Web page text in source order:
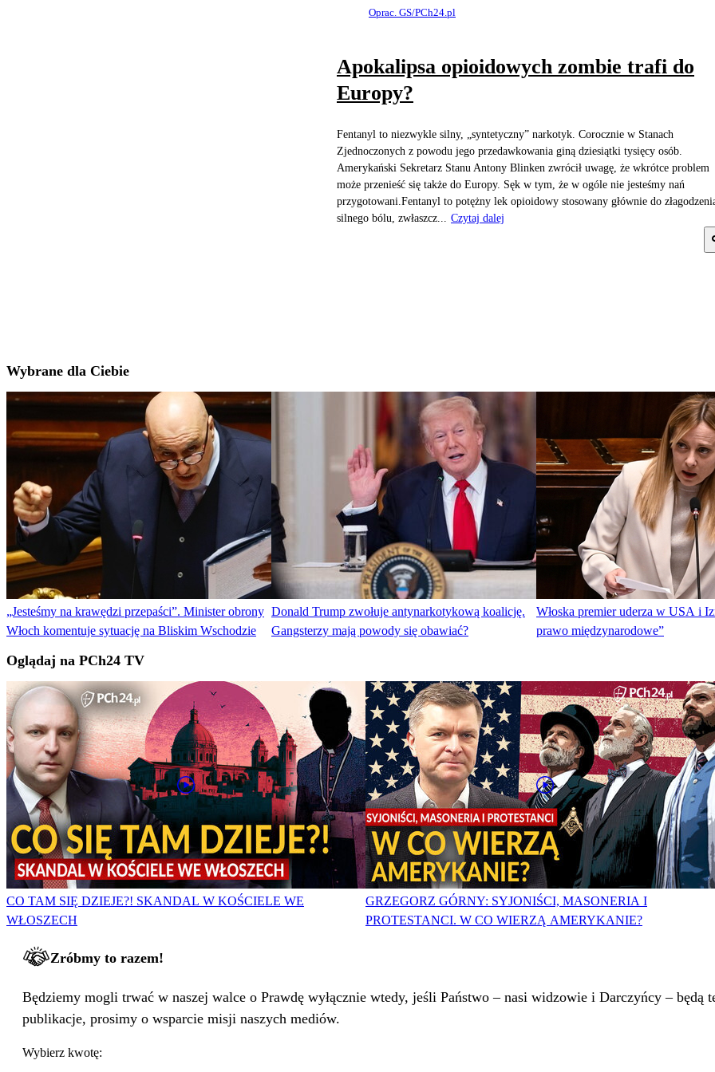
Oprac. GS/PCh24.pl
Apokalipsa opioidowych zombie trafi do
Europy?
Fentanyl to niezwykle silny, „syntetyczny” narkotyk. Corocznie w Stanach
Zjednoczonych z powodu jego przedawkowania giną dziesiątki tysięcy osób.
Amerykański Sekretarz Stanu Antony Blinken zwrócił uwagę, że wkrótce problem
może przenieść się także do Europy. Sęk w tym, że w ogóle nie jesteśmy nań
przygotowani.Fentanyl to potężny lek opioidowy stosowany głównie do
silnego bólu, zwłaszcz... Czytaj dalej
Wybrane dla Ciebie
„Jesteśmy na krawędzi przepaści”. Minister obrony
Włoch komentuje sytuację na Bliskim Wschodzie
Donald Trump zwołuje antynarkotykową koalicję.
Gangsterzy mają powody się obawiać?
Włoska premier uderza w USA i
prawo międzynarodowe”
Oglądaj na PCh24 TV
CO TAM SIĘ DZIEJE?! SKANDAL W KOŚCIELE WE
WŁOSZECH
GRZEGORZ GÓRNY: SYJONIŚCI, MASONERIA I
PROTESTANCI. W CO WIERZĄ AMERYKANIE?
Zróbmy to razem!
Będziemy mogli trwać w naszej walce o Prawdę wyłącznie wtedy, jeśli Państwo – nasi widzowie i Darczyńcy – będą
publikacje, prosimy o wsparcie misji naszych mediów.
Wybierz kwotę: